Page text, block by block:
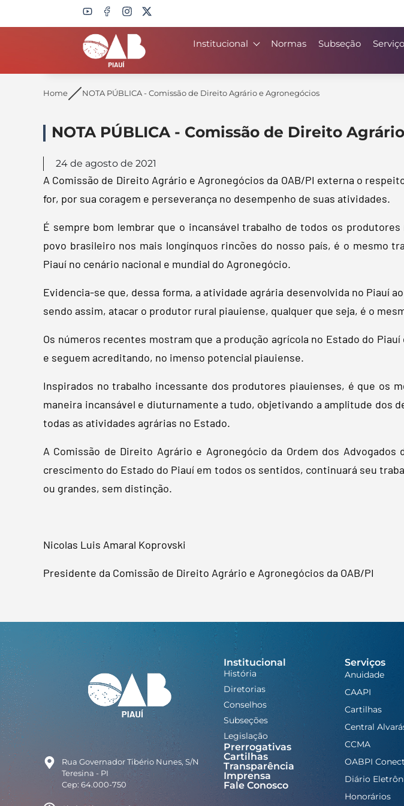
Institucional Normas Subseção
Search
Home NOTA PÚBLICA - Comissão de Direito Agrário e Agronegócios
NOTA PÚBLICA - Comissão de Direito
24 de agosto de 2021
A Comissão de Direito Agrário e Agronegócios da OAB/PI externa o
for, por sua coragem e perseverança no desempenho de suas atividades.
É sempre bom lembrar que o incansável trabalho de todos os
povo brasileiro nos mais longínquos rincões do nosso país, é o mesmo
Piauí no cenário nacional e mundial do Agronegócio.
Evidencia-se que, dessa forma, a atividade agrária desenvolvida no Piauí
sendo assim, atacar o produtor rural piauiense, qualquer que seja, é o
Os números recentes mostram que a produção agrícola no Estado do
e seguem acreditando, no imenso potencial piauiense.
Inspirados no trabalho incessante dos produtores piauienses, é que os
maneira incansável e diuturnamente a tudo, objetivando a amplitude dos
todas as atividades agrárias no Estado.
A Comissão de Direito Agrário e Agronegócio da Ordem dos
crescimento do Estado do Piauí em todos os sentidos, continuará seu
ou grandes, sem distinção.
Nicolas Luis Amaral Koprovski
Presidente da Comissão de Direito Agrário e Agronegócios da OAB/PI
Rua Governador Tibério Nunes, S/N
Teresina - PI
Cep: 64.000-750
Institucional
História
Diretorias
Conselhos
Subseções
Legislação
Prerrogativas
Cartilhas
Transparência
Imprensa
Fale Conosco
Serviços
Anuidade
CAAPI
Cartilhas
Central
CCMA
OABPI
Diário
Honorários